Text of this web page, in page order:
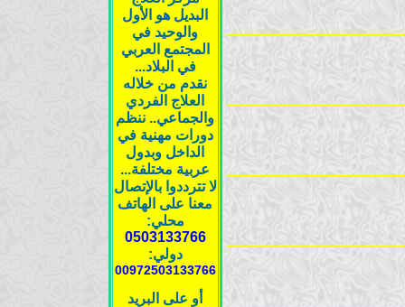
البديل هو الأول
والوحيد في
المجتمع العربي
في البلاد...
نقدم من خلاله
العلاج الفردي
والجماعي.. ننظم
دورات مهنية في
الداخل وبدول
عربية مختلفة...
لا تترددوا بالإتصال
معنا على الهاتف
محلي:
0503133766
دولي:
00972503133766
أو على البريد